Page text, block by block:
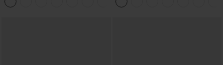
hohem Bund und mehreren Taschen
Color-Block-Streifen und Taschen